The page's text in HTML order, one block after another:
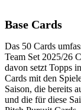
Base Cards
Das 50 Cards
Team Set 2025/26
davon setzt Topps
Cards mit den
Saison, die bereits
und die für diese